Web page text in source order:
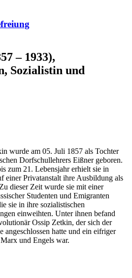
– 1933),
Sozialistin und
wurde am 05. Juli 1857 als Tochter
Dorfschullehrers Eißner geboren.
zum 21. Lebensjahr erhielt sie in
einer Privatanstalt ihre Ausbildung als
dieser Zeit wurde sie mit einer
Studenten und Emigranten
sie in ihre sozialistischen
einweihten. Unter ihnen befand
Ossip Zetkin, der sich der
angeschlossen hatte und ein eifriger
und Engels war.